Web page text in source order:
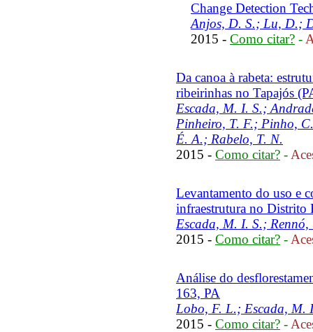
Change Detection
Anjos, D. S.; Lu, D.;
2015 - Como citar? -
Da canoa à rabeta:
ribeirinhas no Tapajós
Escada, M. I. S.;
Pinheiro, T. F.; Pinho,
É. A.; Rabelo, T. N.
2015 - Como citar? -
Levantamento do uso e
infraestrutura no Distrito
Escada, M. I. S.;
2015 - Como citar? -
Análise do
163, PA
Lobo, F. L.; Escada, M.
2015 - Como citar? -